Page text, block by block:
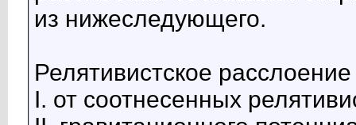
из нижеследующего.
Релятивистское
I. от соотнесенных